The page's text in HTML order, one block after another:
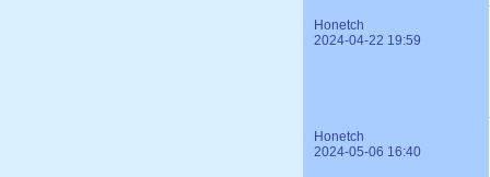
Honetch
2024-04-22 19:59
Honetch
2024-05-06 16:40